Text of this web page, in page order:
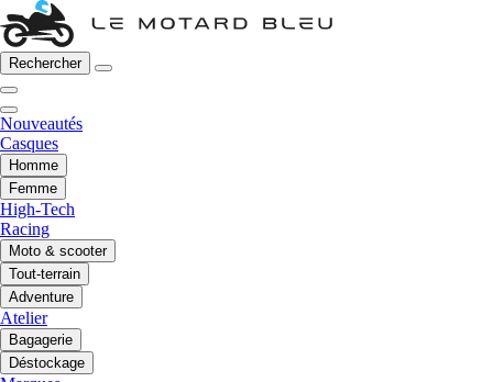
Rechercher
Nouveautés
Casques
Homme
Femme
High-Tech
Racing
Moto & scooter
Tout-terrain
Adventure
Atelier
Bagagerie
Déstockage